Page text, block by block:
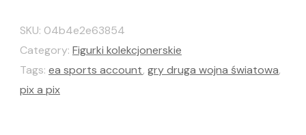
SKU: 04b4e2e63854
Category: Figurki kolekcjonerskie
Tags: ea sports account, gry druga wojna światowa,
pix a pix